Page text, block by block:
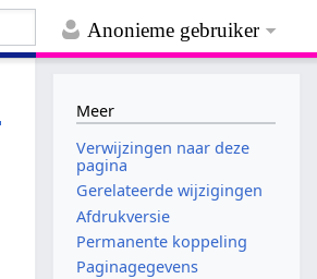
Anonieme gebruiker
Meer
Verwijzingen naar deze
pagina
Gerelateerde wijzigingen
Afdrukversie
Permanente koppeling
Paginagegevens